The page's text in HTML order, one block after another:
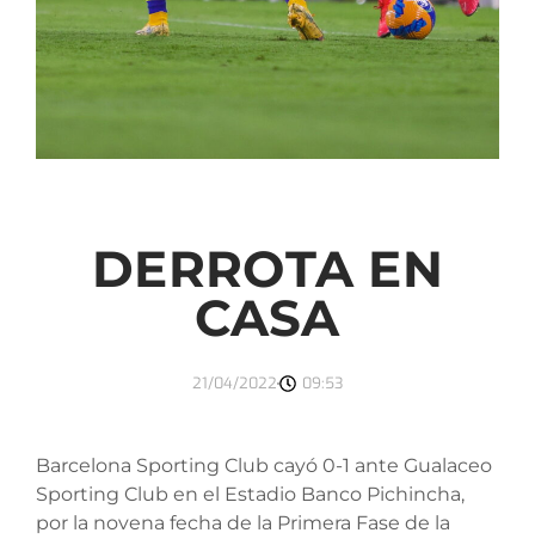
DERROTA EN
CASA
21/04/2022 09:53
Barcelona Sporting Club cayó 0-1 ante Gualaceo
Sporting Club en el Estadio Banco Pichincha,
por la novena fecha de la Primera Fase de la